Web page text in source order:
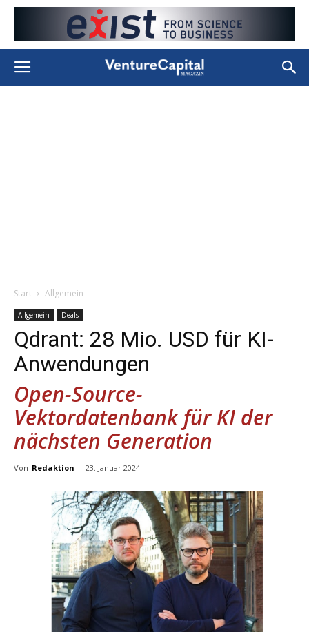
Start Allgemein
Allgemein Deals
Qdrant: 28 Mio. USD für KI-
Anwendungen
Open-Source-
Vektordatenbank für KI der
nächsten Generation
Von Redaktion - 23. Januar 2024